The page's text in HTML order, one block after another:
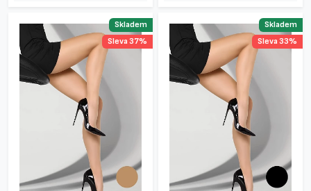
Skladem
Sleva 37%
Skladem
Sleva 33%